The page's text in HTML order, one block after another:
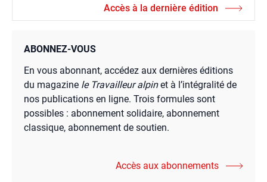
Accès à la dernière édition
ABONNEZ-VOUS
En vous abonnant, accédez aux dernières éditions
du magazine le Travailleur alpinet à l’intégralité de
nos publications en ligne. Trois formules sont
possibles : abonnement solidaire, abonnement
classique, abonnement de soutien.
Accès aux abonnements